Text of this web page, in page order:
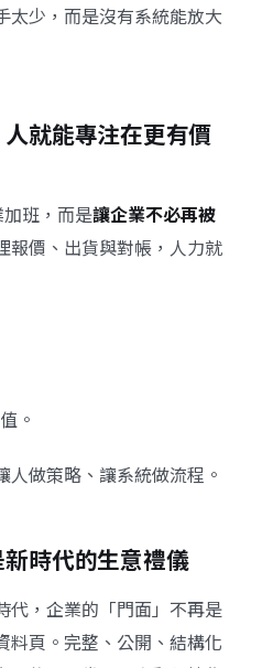
太少，而是沒有系統能放大
就能專注在更有價
班，而是讓企業不必再被
報價、出貨與對帳，人力就
。
做策略、讓系統做流程。
時代的生意禮儀
代，企業的「門面」不再是
料頁。完整、公開、結構化